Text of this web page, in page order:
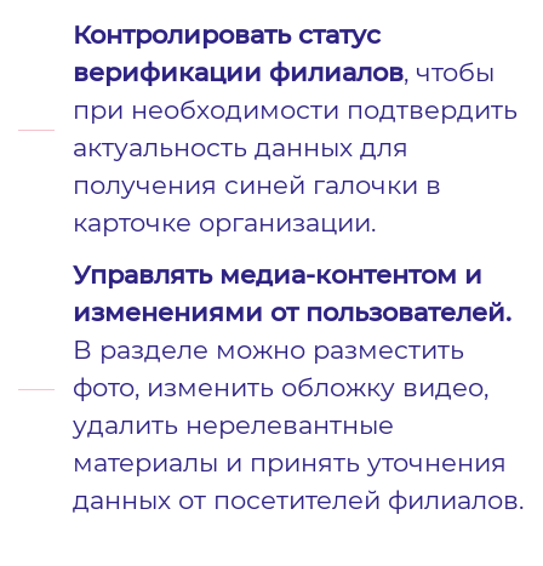
Контролировать статус
верификации филиалов, чтобы
при необходимости подтвердить
актуальность данных для
получения синей галочки в
карточке организации.
Управлять медиа-контентом и
изменениями от пользователей.
В разделе можно разместить
фото, изменить обложку видео,
удалить нерелевантные
материалы и принять уточнения
данных от посетителей филиалов.